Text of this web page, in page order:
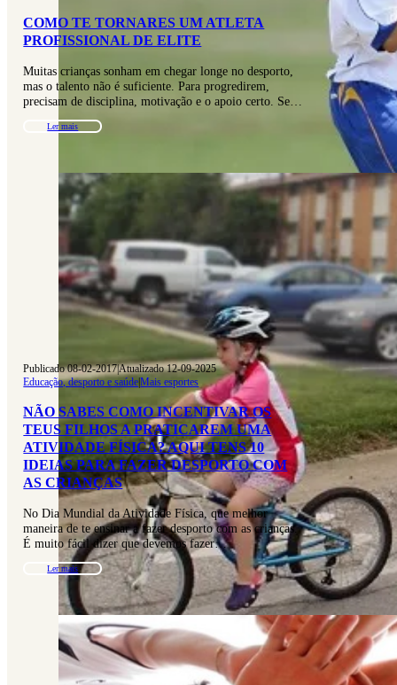
COMO TE TORNARES UM ATLETA
PROFISSIONAL DE ELITE
Muitas crianças sonham em chegar longe no desporto,
mas o talento não é suficiente. Para progredirem,
precisam de disciplina, motivação e o apoio certo. Se…
Ler mais
Publicado 08-02-2017|Atualizado 12-09-2025
Educação, desporto e saúde|Mais esportes
NÃO SABES COMO INCENTIVAR OS
TEUS FILHOS A PRATICAREM UMA
ATIVIDADE FÍSICA? AQUI TENS 10
IDEIAS PARA FAZER DESPORTO COM
AS CRIANÇAS
No Dia Mundial da Atividade Física, que melhor
maneira de te ensinar a fazer desporto com as crianças.
É muito fácil dizer que devemos fazer…
Ler mais